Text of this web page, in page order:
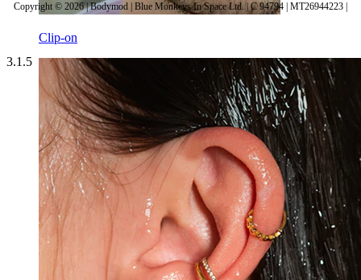
Clip-on
Copyright © 2026 | Bodymod | Blue Monkeys In Space Ltd. | C 94794 | MT26944223 |
3.1.5